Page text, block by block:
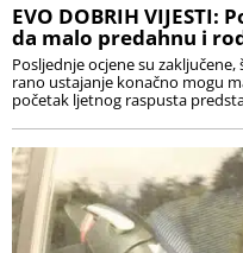
EVO DOBRIH
da malo predahnu i
Posljednje ocjene su
rano ustajanje konačno mogu
početak ljetnog raspusta